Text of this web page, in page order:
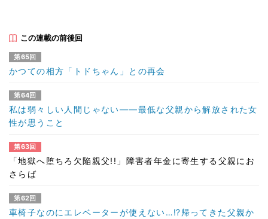
この連載の前後回
第65回
かつての相方「トドちゃん」との再会
第64回
私は弱々しい人間じゃない――最低な父親から解放された女
性が思うこと
第63回
「地獄へ堕ちろ欠陥親父!!」障害者年金に寄生する父親にお
さらば
第62回
車椅子なのにエレベーターが使えない…⁉帰ってきた父親か